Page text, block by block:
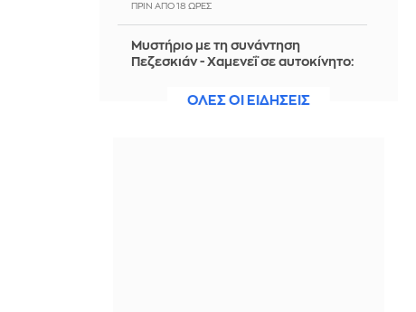
ΠΡΙΝ ΑΠΌ 18 ΏΡΕΣ
Μυστήριο με τη συνάντηση
Πεζεσκιάν - Χαμενεΐ σε αυτοκίνητο:
ΑγιατολάχΟΛΕΣ ΟΙ ΕΙΔΗΣΕΙΣ